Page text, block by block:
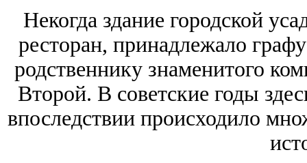
Некогда здание городской
ресторан, принадлежало
родственнику знаменитого
Второй. В советские годы
впоследствии происходило